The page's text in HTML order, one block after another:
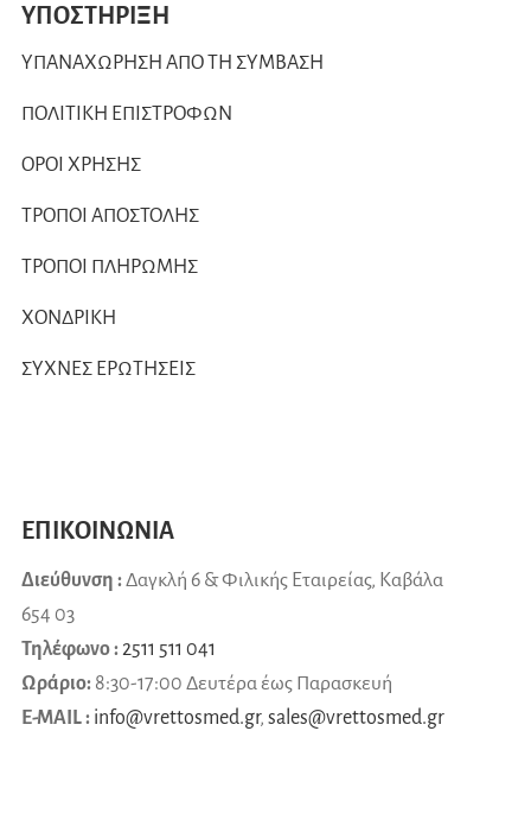
ΥΠΟΣΤΗΡΙΞΗ
ΥΠΑΝΑΧΩΡΗΣΗ ΑΠΟ ΤΗ ΣΥΜΒΑΣΗ
ΠΟΛΙΤΙΚΗ ΕΠΙΣΤΡΟΦΩΝ
ΟΡΟΙ ΧΡΗΣΗΣ
ΤΡΟΠΟΙ ΑΠΟΣΤΟΛΗΣ
ΤΡΟΠΟΙ ΠΛΗΡΩΜΗΣ
ΧΟΝΔΡΙΚΗ
ΣΥΧΝΕΣ ΕΡΩΤΗΣΕΙΣ
ΕΠΙΚΟΙΝΩΝΙΑ
Διεύθυνση :Δαγκλή 6 & Φιλικής Εταιρείας, Καβάλα
654 03
Τηλέφωνο :2511 511 041
Ωράριο: 8:30-17:00 Δευτέρα έως Παρασκευή
E-MAIL : info@vrettosmed.gr, sales@vrettosmed.gr